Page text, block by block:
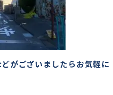
がございましたらお気軽に